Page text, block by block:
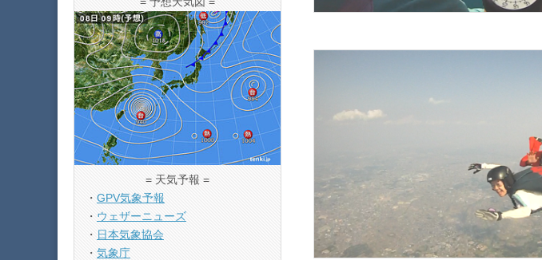
= 天気予報 =
・ GPV気象予報
・ ウェザーニューズ
・ 日本気象協会
・ 気象庁